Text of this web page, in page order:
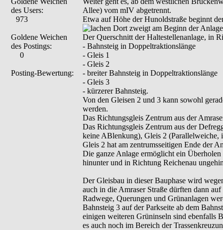
des Users:
973
Goldene Weichen
des Postings:
0
Posting-Bewertung:
Allee) vom mIV abgetrennt.
Etwa auf Höhe der Hunoldstraße beginnt
Dort zweigt am Beginn der
Der Querschnitt der Haltestellenanlage, in
- Bahnsteig in Doppeltraktionslänge
- Gleis 1
- Gleis 2
- breiter Bahnsteig in Doppeltraktionslänge
- Gleis 3
- kürzerer Bahnsteig.
Von den Gleisen 2 und 3 kann sowohl
werden.
Das Richtungsgleis Zentrum aus der
Das Richtungsgleis Zentrum aus der
keine ABlenkung), Gleis 2
Gleis 2 hat am zentrumsseitigen Ende der
Die ganze Anlage ermöglicht ein
hinunter und in Richtung Reichenau
Der Gleisbau in dieser Bauphase wird
auch in die Amraser Straße dürften dann
Radwege, Querungen und Grünanlagen
Bahnsteig 3 auf der Parkseite ab dem
einigen weiteren Grüninseln sind ebenfalls
es auch noch im Bereich der